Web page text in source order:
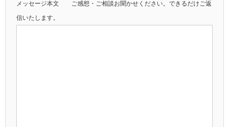
メッセージ本文 ご感想・ご相談お聞かせください。できるだけご返
信いたします。